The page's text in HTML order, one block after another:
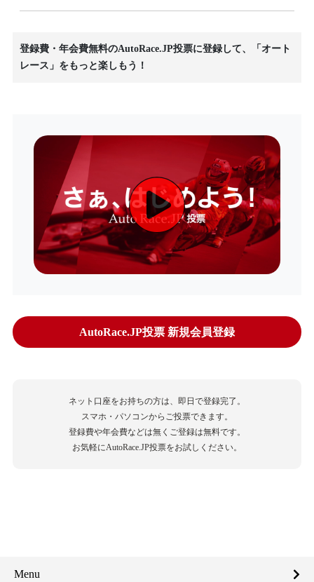
登録費・年会費無料のAutoRace.JP投票に登録して、「オート
レース」をもっと楽しもう！
AutoRace.JP投票 新規会員登録
ネット口座をお持ちの方は、即日で登録完了。
スマホ・パソコンからご投票できます。
登録費や年会費などは無くご登録は無料です。
お気軽にAutoRace.JP投票をお試しください。
Menu